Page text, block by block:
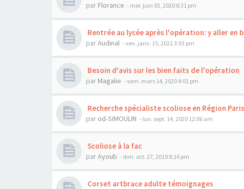
par Florance - mer. juin 03, 2020 8:31 pm
Rentrée au lycée après l'opération: y aller en
parAudinal - ven. janv. 15, 2021 3:03 pm
Besoin d'avis sur les bien faits de l'opération
par Magalie - sam. mars 14, 2020 4:01 pm
Recherche spécialiste scoliose en Région
par od-SIMOULIN - lun. sept. 14, 2020 12:06 am
Scoliose à la fac
parAyoub - dim. oct. 27, 2019 8:16 pm
Corset artbrace adulte témoignages